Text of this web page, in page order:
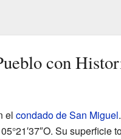
con
el condado de San Miguel
Su superficie